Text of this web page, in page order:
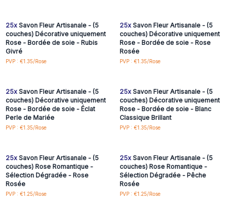
25xSavon Fleur Artisanale - (5
couches) Décorative uniquement
Rose - Bordée de soie - Rubis
Givré
PVP : €1.35/Rose
25xSavon Fleur Artisanale - (5
couches) Décorative uniquement
Rose - Bordée de soie - Rose
Rosée
PVP : €1.35/Rose
Connectez-vous ou
25xSavon Fleur Artisanale - (5
couches) Décorative uniquement
Rose - Bordée de soie - Éclat
Perle de Mariée
PVP : €1.35/Rose
Connectez-vous ou
25xSavon Fleur Artisanale - (5
couches) Décorative uniquement
Rose - Bordée de soie - Blanc
Classique Brillant
PVP : €1.35/Rose
Connectez-vous ou
25xSavon Fleur Artisanale - (5
couches) Rose Romantique -
Sélection Dégradée - Rose
Rosée
PVP : €1.25/Rose
Connectez-vous ou
25xSavon Fleur Artisanale - (5
couches) Rose Romantique -
Sélection Dégradée - Pêche
Rosée
PVP : €1.25/Rose
Connectez-vous ou
Connectez-vous ou